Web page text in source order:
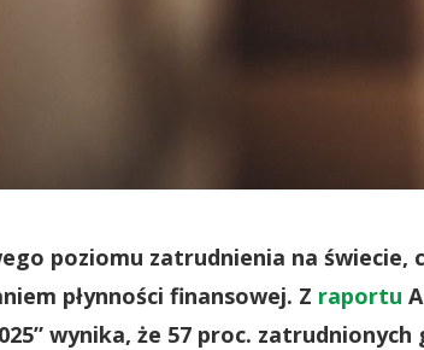
poziomu zatrudnienia na świecie,
płynności finansowej. Z raportu
wynika, że 57 proc.